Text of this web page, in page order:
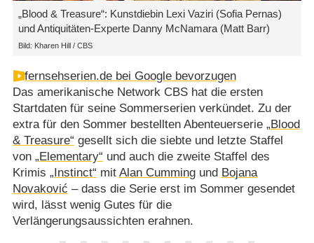
„Blood & Treasure“: Kunstdiebin Lexi Vaziri (Sofia Pernas)
und Antiquitäten-Experte Danny McNamara (Matt Barr)
Bild: Kharen Hill / CBS
fernsehserien.de bei Google bevorzugen
Das amerikanische Network CBS hat die ersten
Startdaten für seine Sommerserien verkündet. Zu der
extra für den Sommer bestellten Abenteuerserie „Blood
& Treasure“ gesellt sich die siebte und letzte Staffel
von „Elementary“ und auch die zweite Staffel des
Krimis „Instinct“ mit Alan Cummingund Bojana
Novaković – dass die Serie erst im Sommer gesendet
wird, lässt wenig Gutes für die
Verlängerungsaussichten erahnen.